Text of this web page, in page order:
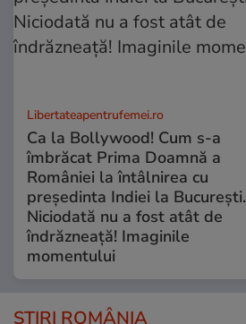
Libertateapentrufemei.ro
Ca la Bollywood! Cum s-a
îmbrăcat Prima Doamnă a
României la întâlnirea cu
președinta Indiei la București.
Niciodată nu a fost atât de
îndrăzneață! Imaginile
momentului
ȘTIRI ROMÂNIA